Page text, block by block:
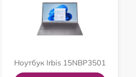
Ноутбук Irbis 15NBP3501